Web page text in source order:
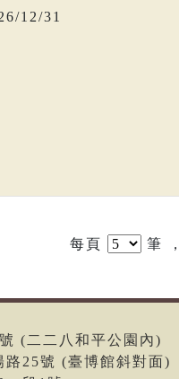
12/31
每頁 筆
(二二八和平公園內)
25號 (臺博館斜對面)